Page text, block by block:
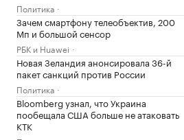
Политика
Зачем смартфону телеобъектив, 200
Мп и большой сенсор
РБК и Huawei
Новая Зеландия анонсировала 36-й
пакет санкций против России
Политика
Bloomberg узнал, что Украина
пообещала США больше не атаковать
КТК